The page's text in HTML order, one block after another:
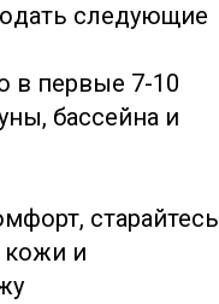
следующие
в первые 7-10
бассейна и
старайтесь
кожи и